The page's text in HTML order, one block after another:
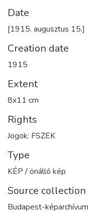
Date
[1915. augusztus 15.]
Creation date
1915
Extent
8x11 cm
Rights
Jogok: FSZEK
Type
KÉP / önálló kép
Source collection
Budapest-képarchívum